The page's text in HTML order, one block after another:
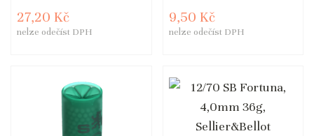
27,20 Kč
nelze odečíst DPH
9,50 Kč
nelze odečíst DPH